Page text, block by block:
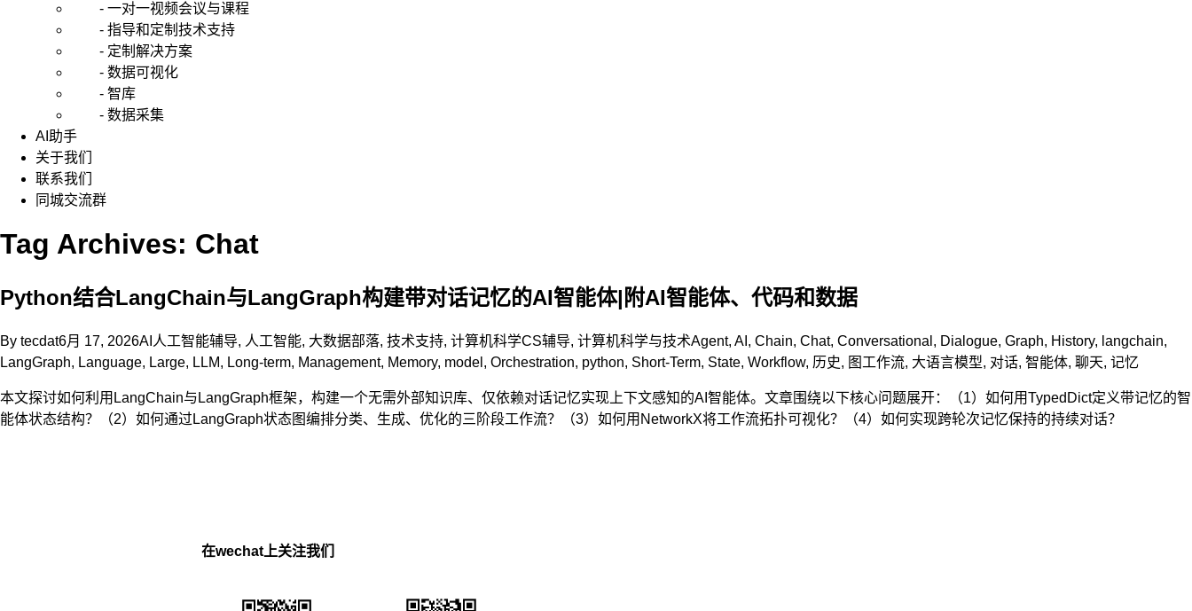
- 一对一视频会议与课程
- 指导和定制技术支持
- 定制解决方案
- 数据可视化
- 智库
- 数据采集
AI助手
关于我们
联系我们
同城交流群
Tag Archives: Chat
Python结合LangChain与LangGraph构建带对话记忆的AI智能体|附AI智能体、代码和数据
By tecdat6月 17, 2026AI人工智能辅导, 人工智能, 大数据部落, 技术支持, 计算机科学CS辅导, 计算机科学与技术Agent, AI , Chain, Chat, Conversational , Dialogue, Graph, History, langchain,
LangGraph, Language, Large, LLM, Long-term, Management, Memory, model , Orchestration, python, Short-Term, State, Workflow, 历史, 图工作流, 大语言模型, 对话, 智能体, 聊天, 记忆
本文探讨如何利用LangChain与LangGraph框架，构建一个无需外部知识库、仅依赖对话记忆实现上下文感知的AI智能体。文章围绕以下核心问题展开：（1）如何用TypedDict定义带记忆的智
能体状态结构？（2）如何通过LangGraph状态图编排分类、生成、优化的三阶段工作流？（3）如何用NetworkX将工作流拓扑可视化？（4）如何实现跨轮次记忆保持的持续对话？
在wechat上关注我们